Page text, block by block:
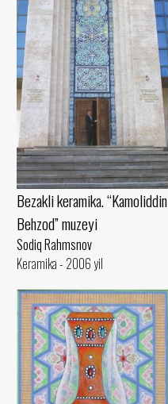
Bezakli keramika. “Kamoliddin
Behzod” muzeyi
Sodiq Rahmsnov
Keramika - 2006 yil